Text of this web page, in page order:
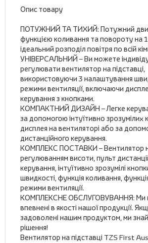
Опис товару
ПОТУЖНИЙ ТА ТИХИЙ: Потужний
функцією коливання та повороту на
ідеальний розподіл повітря по всій
УНІВЕРСАЛЬНИЙ – Ви можете
регулювати вентилятор на підставці,
використовуючи 3 налаштування
режими вентиляції, включаючи
керування з кнопками.
КОМПАКТНИЙ ДИЗАЙН – Легке
за допомогою інтуїтивно зрозумілих
дисплея на вентиляторі або за
дистанційного керування.
КОМПЛЕКС ПОСТАВКИ – Вентилятор
регулюванням висоти, пульт
керування, інтуїтивно зрозумілі
швидкості, функція коливання,
режими вентиляції.
КОМПЛЕКСНЕ ОБСЛУГОВУВАННЯ: Ми
впевнені в якості нашої продукції.
задоволені нашим продуктом, ми
рішення!
Вентилятор на підставці TZS First